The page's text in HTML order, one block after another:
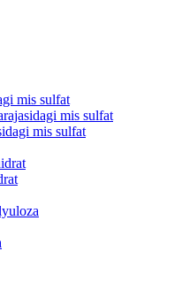
mis sulfat
mis sulfat
mis sulfat